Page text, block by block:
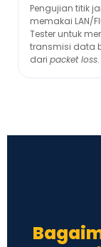
Pengujian titik
memakai LAN/
Tester untuk
transmisi data
dari packet loss.